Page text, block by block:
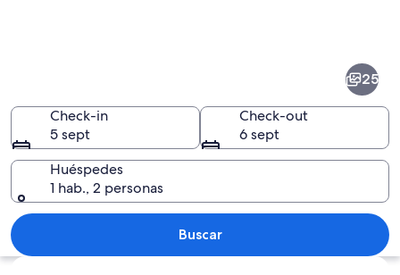
Una hilera de botes tradicionales
25
Check-in
5 sept
Check-out
6 sept
Huéspedes
1 hab., 2 personas
Buscar
Ver mapa